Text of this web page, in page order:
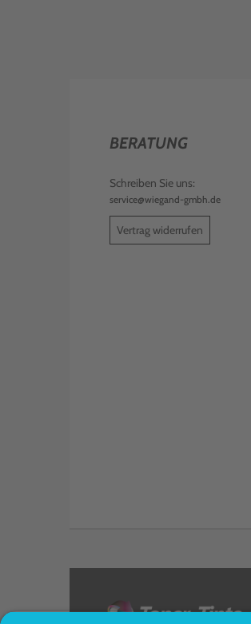
BERATUNG
Schreiben Sie uns:
service@wiegand-gmbh.de
Vertrag widerrufen
<